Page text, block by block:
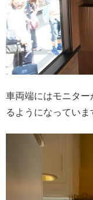
車両端にはモニタ
るようになっていま